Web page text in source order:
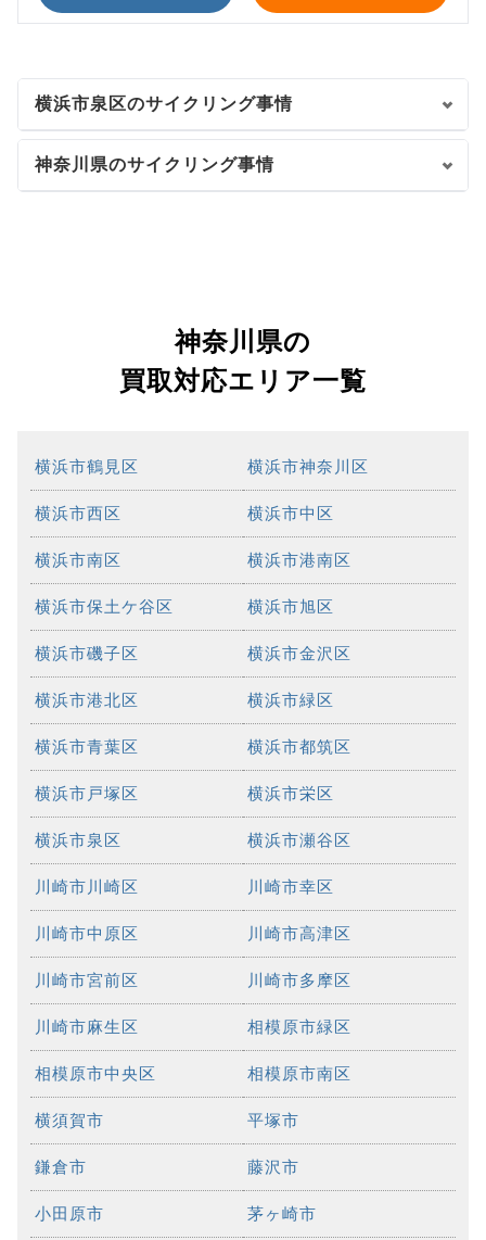
横浜市泉区のサイクリング事情
神奈川県のサイクリング事情
神奈川県の
買取対応エリア一覧
横浜市鶴見区 横浜市神奈川区
横浜市西区 横浜市中区
横浜市南区 横浜市港南区
横浜市保土ケ谷区 横浜市旭区
横浜市磯子区 横浜市金沢区
横浜市港北区 横浜市緑区
横浜市青葉区 横浜市都筑区
横浜市戸塚区 横浜市栄区
横浜市泉区 横浜市瀬谷区
川崎市川崎区 川崎市幸区
川崎市中原区 川崎市高津区
川崎市宮前区 川崎市多摩区
川崎市麻生区 相模原市緑区
相模原市中央区 相模原市南区
横須賀市 平塚市
鎌倉市 藤沢市
小田原市 茅ヶ崎市